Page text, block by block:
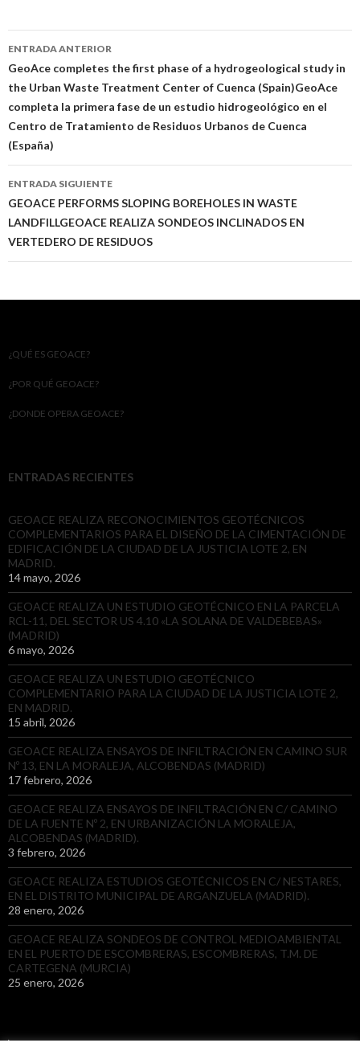
Ir
a
la
entrada
ENTRADA ANTERIOR
GeoAce completes the first phase of a hydrogeological study in
the Urban Waste Treatment Center of Cuenca (Spain)GeoAce
completa la primera fase de un estudio hidrogeológico en el
Centro de Tratamiento de Residuos Urbanos de Cuenca
(España)
ENTRADA SIGUIENTE
GEOACE PERFORMS SLOPING BOREHOLES IN WASTE
LANDFILLGEOACE REALIZA SONDEOS INCLINADOS EN
VERTEDERO DE RESIDUOS
¿QUÉ ES GEOACE?
¿POR QUÉ GEOACE?
¿DONDE OPERA GEOACE?
ENTRADAS RECIENTES
GEOACE REALIZA RECONOCIMIENTOS GEOTÉCNICOS
COMPLEMENTARIOS PARA EL DISEÑO DE LA CIMENTACIÓN DE
EDIFICACIÓN DE LA CIUDAD DE LA JUSTICIA LOTE 2, EN
MADRID.
14 mayo, 2026
GEOACE REALIZA UN ESTUDIO GEOTÉCNICO EN LA PARCELA
RCL-11, DEL SECTOR US 4.10 «LA SOLANA DE VALDEBEBAS»
(MADRID)
6 mayo, 2026
GEOACE REALIZA UN ESTUDIO GEOTÉCNICO
COMPLEMENTARIO PARA LA CIUDAD DE LA JUSTICIA LOTE 2,
EN MADRID.
15 abril, 2026
GEOACE REALIZA ENSAYOS DE INFILTRACIÓN EN CAMINO SUR
Nº 13, EN LA MORALEJA, ALCOBENDAS (MADRID)
17 febrero, 2026
GEOACE REALIZA ENSAYOS DE INFILTRACIÓN EN C/ CAMINO
DE LA FUENTE Nº 2, EN URBANIZACIÓN LA MORALEJA,
ALCOBENDAS (MADRID).
3 febrero, 2026
GEOACE REALIZA ESTUDIOS GEOTÉCNICOS EN C/ NESTARES,
EN EL DISTRITO MUNICIPAL DE ARGANZUELA (MADRID).
28 enero, 2026
GEOACE REALIZA SONDEOS DE CONTROL MEDIOAMBIENTAL
EN EL PUERTO DE ESCOMBRERAS, ESCOMBRERAS, T.M. DE
CARTEGENA (MURCIA)
25 enero, 2026